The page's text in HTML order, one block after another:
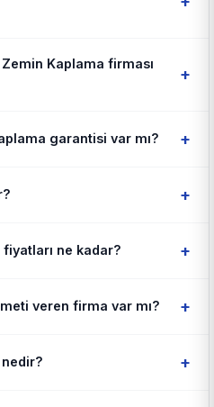
Kaplama firması
+
garantisi var mı? +
+
ne kadar? +
veren firma var mı? +
+